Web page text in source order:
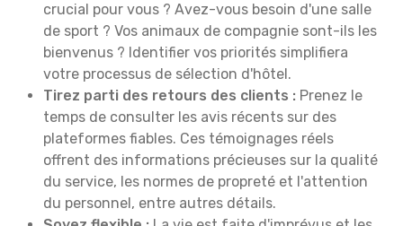
crucial pour vous ? Avez-vous besoin d'une salle
de sport ? Vos animaux de compagnie sont-ils les
bienvenus ? Identifier vos priorités simplifiera
votre processus de sélection d'hôtel.
Tirez parti des retours des clients : Prenez le
temps de consulter les avis récents sur des
plateformes fiables. Ces témoignages réels
offrent des informations précieuses sur la qualité
du service, les normes de propreté et l'attention
du personnel, entre autres détails.